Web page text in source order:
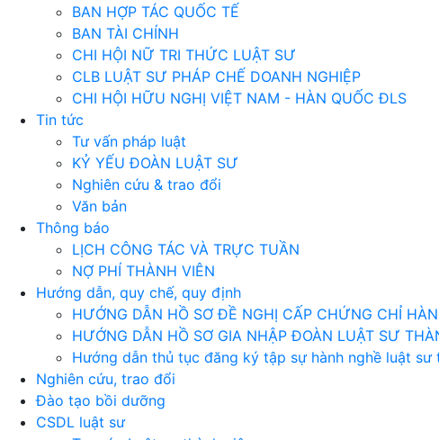
BAN HỢP TÁC QUỐC TẾ
BAN TÀI CHÍNH
CHI HỘI NỮ TRI THỨC LUẬT SƯ
CLB LUẬT SƯ PHÁP CHẾ DOANH NGHIỆP
CHI HỘI HỮU NGHỊ VIỆT NAM - HÀN QUỐC ĐLS
Tin tức
Tư vấn pháp luật
KỶ YẾU ĐOÀN LUẬT SƯ
Nghiên cứu & trao đổi
Văn bản
Thông báo
LỊCH CÔNG TÁC VÀ TRỰC TUẦN
NỢ PHÍ THÀNH VIÊN
Hướng dẫn, quy chế, quy định
HƯỚNG DẪN HỒ SƠ ĐỀ NGHỊ CẤP CHỨNG CHỈ
HƯỚNG DẪN HỒ SƠ GIA NHẬP ĐOÀN LUẬT SƯ
Hướng dẫn thủ tục đăng ký tập sự hành nghề luật
Nghiên cứu, trao đổi
Đào tạo bồi dưỡng
CSDL luật sư